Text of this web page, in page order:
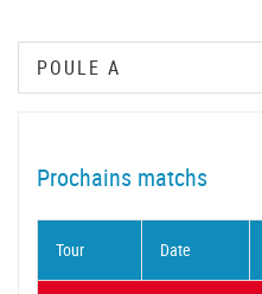
Prochains matchs
Tour Date